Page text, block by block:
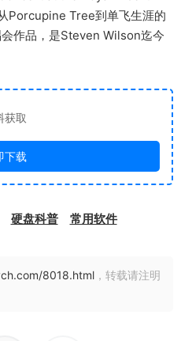
Porcupine Tree到单飞生涯的
作品，是Steven Wilson迄今
获取
下载
硬盘科普 常用软件
8018.html ，转载请注明